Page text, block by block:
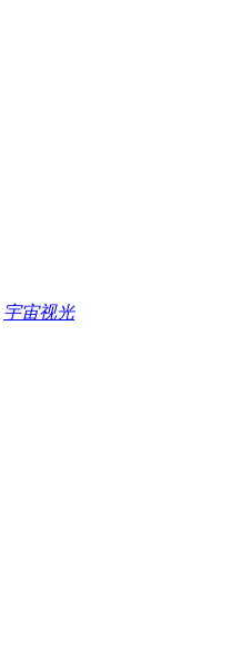
宇宙视光